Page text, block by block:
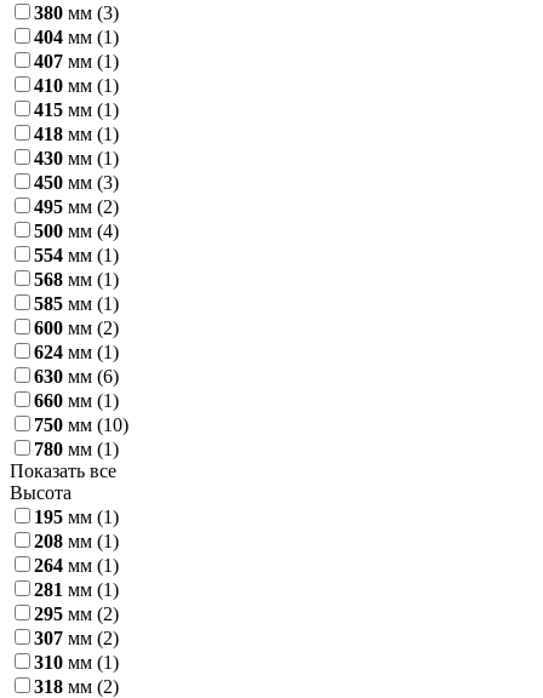
380 мм (3)
404 мм (1)
407 мм (1)
410 мм (1)
415 мм (1)
418 мм (1)
430 мм (1)
450 мм (3)
495 мм (2)
500 мм (4)
554 мм (1)
568 мм (1)
585 мм (1)
600 мм (2)
624 мм (1)
630 мм (6)
660 мм (1)
750 мм (10)
780 мм (1)
Показать все
Высота
195 мм (1)
208 мм (1)
264 мм (1)
281 мм (1)
295 мм (2)
307 мм (2)
310 мм (1)
318 мм (2)